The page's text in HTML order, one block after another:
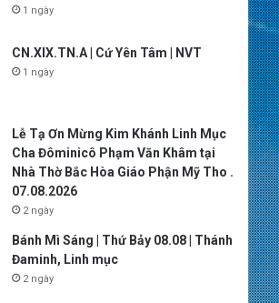
1 ngày
CN.XIX.TN.A | Cứ Yên Tâm | NVT
1 ngày
Lễ Tạ Ơn Mừng Kim Khánh Linh Mục
Cha Đôminicô Phạm Văn Khâm tại
Nhà Thờ Bắc Hòa Giáo Phận Mỹ Tho .
07.08.2026
2 ngày
Bánh Mì Sáng | Thứ Bảy 08.08 | Thánh
Đaminh, Linh mục
2 ngày